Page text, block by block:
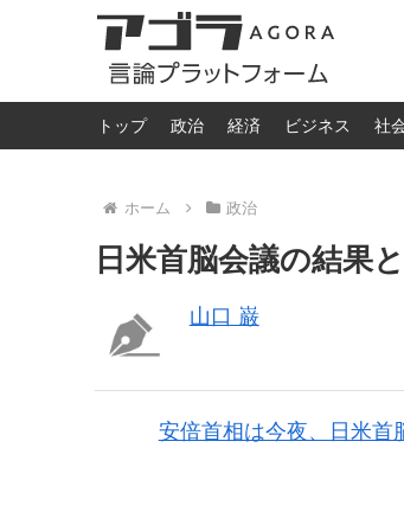
トップ 政治 経済 ビジネス 社
ホーム 政治
日米首脳会議の結果
山口 巌
安倍首相は今夜、日米首